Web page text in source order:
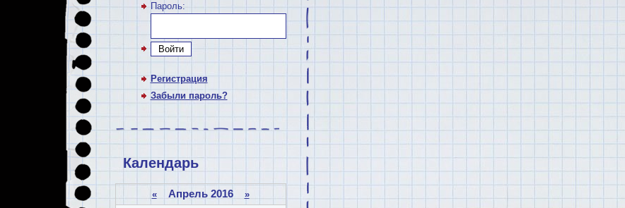
Пароль:
Войти
Регистрация
Забыли пароль?
Календарь
«Апрель 2016 »